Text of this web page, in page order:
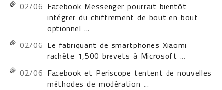
02/06 Facebook Messenger pourrait bientôt
intégrer du chiffrement de bout en bout
optionnel ...
02/06 Le fabriquant de smartphones Xiaomi
rachète 1,500 brevets à Microsoft ...
02/06 Facebook et Periscope tentent de nouvelles
méthodes de modération ...